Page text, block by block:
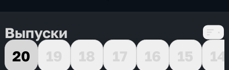
Выпуски
20
19 18 17 16 15
14